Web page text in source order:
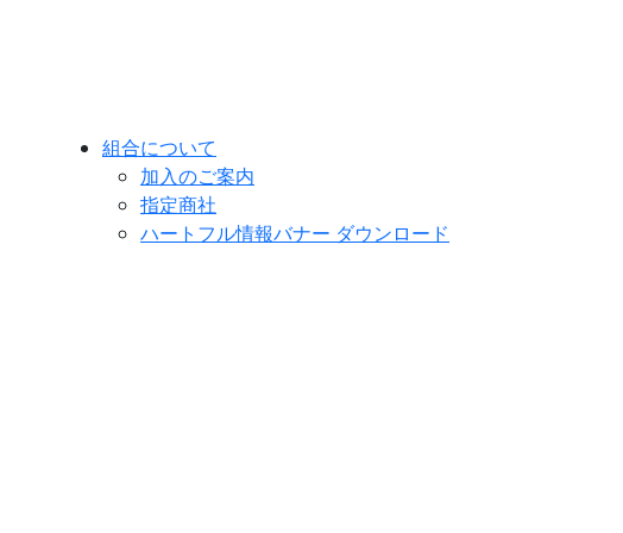
組合について
加入のご案内
指定商社
ハートフル情報バナー ダウンロード